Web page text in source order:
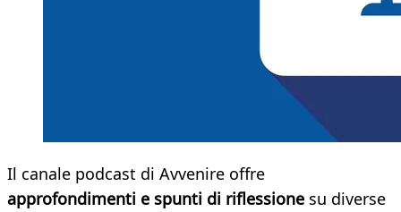
Il canale podcast di Avvenire offre
approfondimenti e spunti di riflessione su diverse